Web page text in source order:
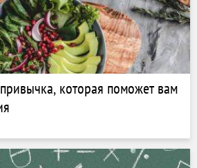
которая поможет вам